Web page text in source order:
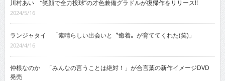
川村あい “笑顔で全力投球”の才色兼備グラドルが復帰作をリリース!!
2024/5/16
ランジャタイ 「素晴らしい出会いと〝癒着〟が育ててくれた(笑)」
2024/4/16
仲根なのか 「みんなの言うことは絶対！」が合言葉の新作イメージDVD
発売